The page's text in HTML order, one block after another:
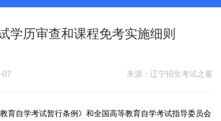
学历审查和课程免考实施细则
07 来源：辽宁招生考试之窗
育自学考试暂行条例》和全国高等教育自学考试指导委员会